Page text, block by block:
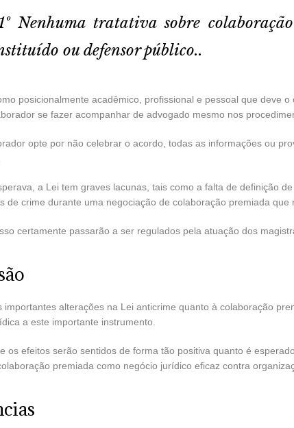
Nenhuma tratativa sobre
ou defensor público..
posicionalmente acadêmico, profissional e pessoal que deve
se fazer acompanhar de advogado mesmo nos
opte por não celebrar o acordo, todas as informações ou
a Lei tem graves lacunas, tais como a falta de definição
de crime durante uma negociação de colaboração premiada
certamente passarão a ser regulados pela atuação dos
importantes alterações na Lei anticrime quanto à colaboração
a este importante instrumento.
os efeitos serão sentidos de forma tão positiva quanto é
premiada como negócio jurídico eficaz contra